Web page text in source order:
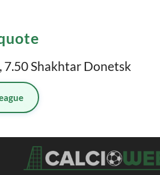
7.50 Shakhtar Donetsk